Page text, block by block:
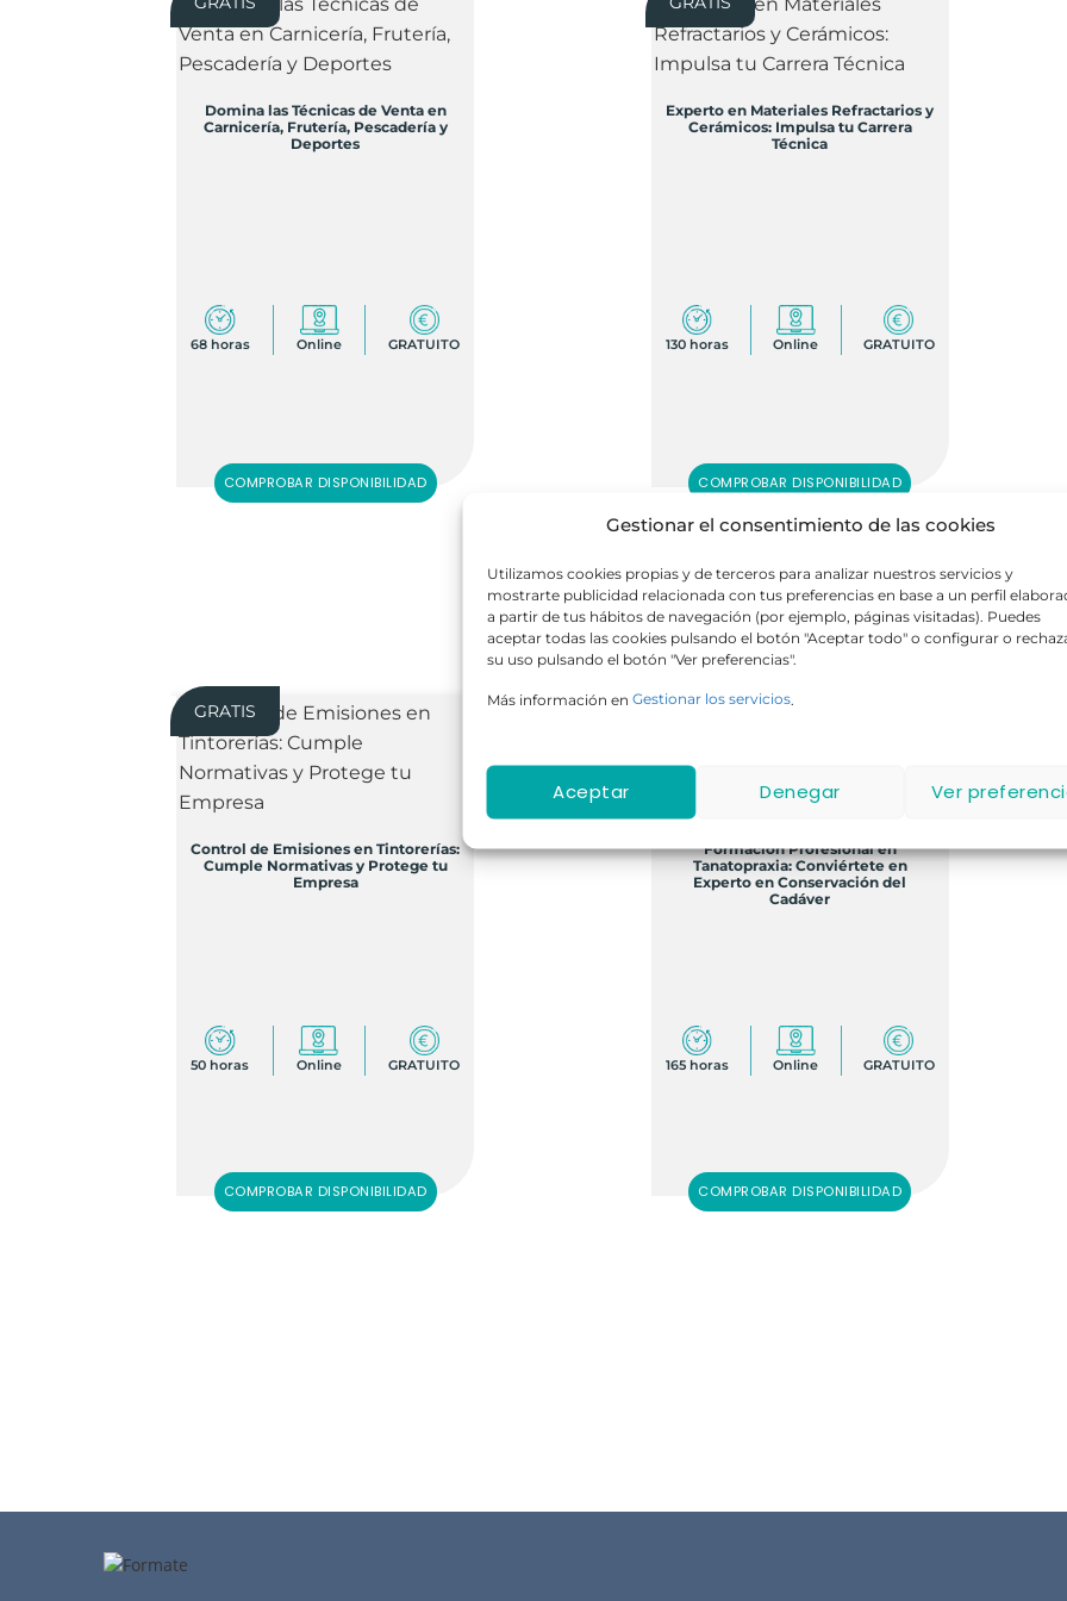
Gestionar el consentimiento de las cookies
Utilizamos cookies propias y de terceros para analizar nuestros servicios y
mostrarte publicidad relacionada con tus preferencias en base a un perfil
a partir de tus hábitos de navegación (por ejemplo, páginas visitadas). Puedes
aceptar todas las cookies pulsando el botón "Aceptar todo" o configurar o
su uso pulsando el botón "Ver preferencias".
Más información en Gestionar los servicios.
Aceptar Denegar Ver
Domina las Técnicas de Venta en
Carnicería, Frutería, Pescadería y
Deportes
68 horas Online GRATUITO
COMPROBAR DISPONIBILIDAD
Experto en Materiales Refractarios y
Cerámicos: Impulsa tu Carrera
Técnica
130 horas Online GRATUITO
COMPROBAR DISPONIBILIDAD
GRATIS
Control de Emisiones en Tintorerías:
Cumple Normativas y Protege tu
Empresa
50 horas Online GRATUITO
COMPROBAR DISPONIBILIDAD
GRATIS
Formación Profesional en
Tanatopraxia: Conviértete en
Experto en Conservación del
Cadáver
165 horas Online GRATUITO
COMPROBAR DISPONIBILIDAD